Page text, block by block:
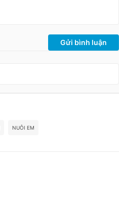
Gửi bình luận
NUÔI EM